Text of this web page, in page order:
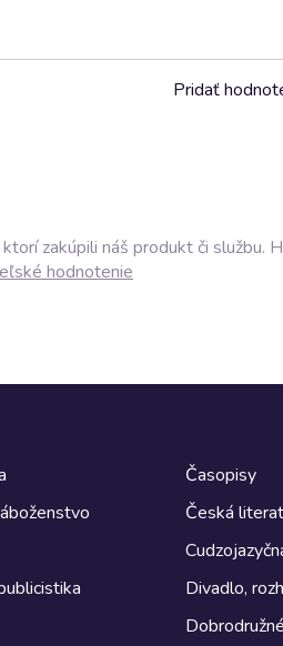
Pridať
zakúpili náš produkt či službu.
hodnotenie
Časopisy
Česká
Divadlo,